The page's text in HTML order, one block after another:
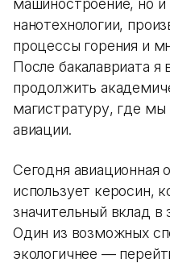
машиностроение, но и
нанотехнологии,
процессы горения и
После бакалавриата я
продолжить
магистратуру, где мы
авиации.
Сегодня авиационная
использует керосин,
значительный вклад в
Один из возможных
экологичнее —